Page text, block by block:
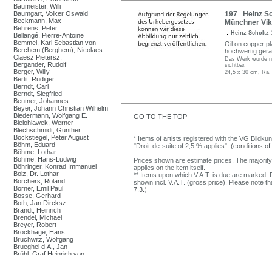
Baumeister, Willi
Baumgart, Volker Oswald
Beckmann, Max
Behrens, Peter
Bellangé, Pierre-Antoine
Bemmel, Karl Sebastian von
Berchem (Berghem), Nicolaes
Claesz Pietersz.
Bergander, Rudolf
Berger, Willy
Berlit, Rüdiger
Berndt, Carl
Berndt, Siegfried
Beutner, Johannes
Beyer, Johann Christian Wilhelm
Biedermann, Wolfgang E.
Bielohlawek, Werner
Blechschmidt, Günther
Böckstiegel, Peter August
Böhm, Eduard
Böhme, Lothar
Böhme, Hans-Ludwig
Böhringer, Konrad Immanuel
Bolz, Dr. Lothar
Borchers, Roland
Börner, Emil Paul
Bosse, Gerhard
Both, Jan Dircksz
Brandt, Heinrich
Brendel, Michael
Breyer, Robert
Brockhage, Hans
Bruchwitz, Wolfgang
Brueghel d.Ä., Jan
197 Heinz
Münchner
Heinz Scholtz
Oil on copper
hochwertig
Das Werk wurde
sichtbar.
24,5 x 30 cm,
GO TO THE TOP
* Items of artists registered with the VG
"Droit-de-suite of 2,5 % applies". (conditions of
Prices shown are estimate prices. The
applies on the item itself.
** Items upon which V.A.T. is due are
shown incl. V.A.T. (gross price). Please note
7.3.)